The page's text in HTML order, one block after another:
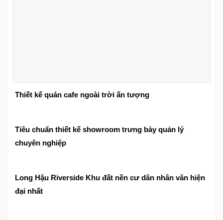
Thiết kế quán cafe ngoài trời ấn tượng
Tiêu chuẩn thiết kế showroom trưng bày quản lý
chuyên nghiệp
Long Hậu Riverside Khu đất nền cư dân nhân văn hiện
đại nhất